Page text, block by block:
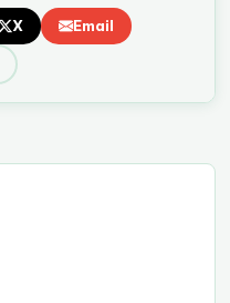
X Email